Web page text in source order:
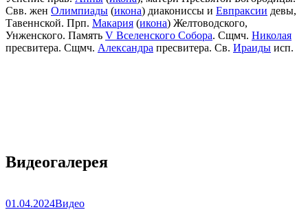
Свв. жен Олимпиады (икона) диакониссы и Евпраксии девы,
Тавеннской. Прп. Макария (икона) Желтоводского,
Унженского. Память V Вселенского Собора. Сщмч. Николая
пресвитера. Сщмч. Александра пресвитера. Св. Ираиды исп.
Видеогалерея
01.04.2024Видео